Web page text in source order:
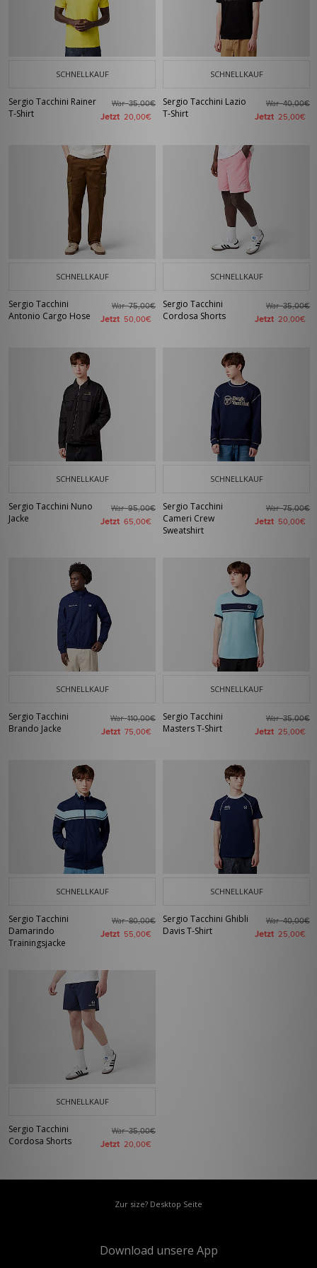
SCHNELLKAUF
Sergio Tacchini Rainer
T-Shirt
War35,00€
Jetzt 20,00€
SCHNELLKAUF
Sergio Tacchini Lazio
T-Shirt
War40,00€
Jetzt 25,00€
SCHNELLKAUF
Sergio Tacchini
Antonio Cargo Hose
War75,00€
Jetzt 50,00€
SCHNELLKAUF
Sergio Tacchini
Cordosa Shorts
War35,00€
Jetzt 20,00€
SCHNELLKAUF
Sergio Tacchini Nuno
Jacke
War95,00€
Jetzt 65,00€
SCHNELLKAUF
Sergio Tacchini
Cameri Crew
Sweatshirt
War75,00€
Jetzt 50,00€
SCHNELLKAUF
Sergio Tacchini
Brando Jacke
War110,00€
Jetzt 75,00€
SCHNELLKAUF
Sergio Tacchini
Masters T-Shirt
War35,00€
Jetzt 25,00€
SCHNELLKAUF
Sergio Tacchini
Damarindo
Trainingsjacke
War80,00€
Jetzt 55,00€
SCHNELLKAUF
Sergio Tacchini Ghibli
Davis T-Shirt
War40,00€
Jetzt 25,00€
SCHNELLKAUF
Sergio Tacchini
Cordosa Shorts
War35,00€
Jetzt 20,00€
Zur size? Desktop Seite
Download unsere App